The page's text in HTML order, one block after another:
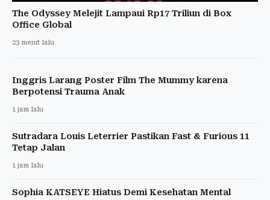
The Odyssey Melejit Lampaui Rp17 Triliun di Box
Office Global
23 menit lalu
Inggris Larang Poster Film The Mummy karena
Berpotensi Trauma Anak
1 jam lalu
Sutradara Louis Leterrier Pastikan Fast & Furious 11
Tetap Jalan
1 jam lalu
Sophia KATSEYE Hiatus Demi Kesehatan Mental